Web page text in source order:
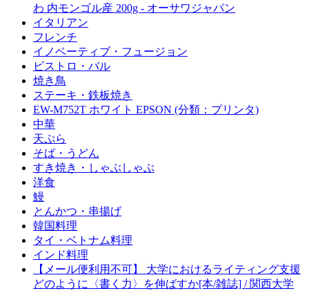
わ 内モンゴル産 200g - オーサワジャパン
イタリアン
フレンチ
イノベーティブ・フュージョン
ビストロ・バル
焼き鳥
ステーキ・鉄板焼き
EW-M752T ホワイト EPSON (分類：プリンタ)
中華
天ぷら
そば・うどん
すき焼き・しゃぶしゃぶ
洋食
鰻
とんかつ・串揚げ
韓国料理
タイ・ベトナム料理
インド料理
【メール便利用不可】 大学におけるライティング支援
どのように〈書く力〉を伸ばすか[本/雑誌] / 関西大学